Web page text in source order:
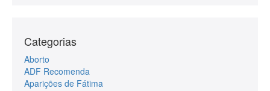
Categorias
Aborto
ADF Recomenda
Aparições de Fátima